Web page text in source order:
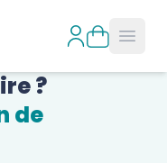
?
de